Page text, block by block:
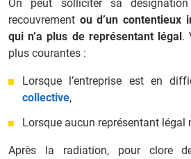
On peut solliciter sa
recouvrement ou d’un contentieux
qui n’a plus de représentant légal.
plus courantes :
Lorsque l’entreprise est en
collective,
Lorsque aucun représentant légal
Après la radiation, pour clore